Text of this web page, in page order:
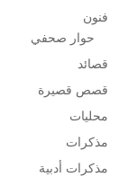
فنون
حوار صحفي
قصائد
قصص قصيرة
محليات
مذكرات
مذكرات أدبية